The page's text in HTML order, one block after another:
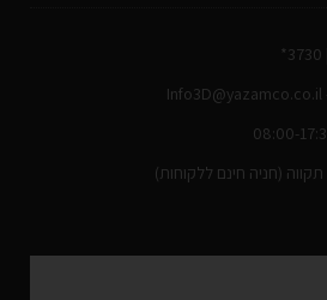
Info3D@yazamco.co.il